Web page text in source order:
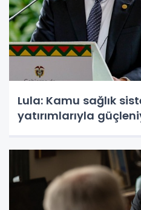
Lula: Kamu sağlık
yatırımlarıyla